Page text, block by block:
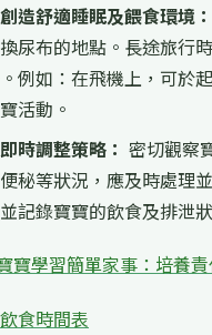
造舒適睡眠及餵食環境：
尿布的地點。長途旅行
例如：在飛機上，可於
活動。
時調整策略： 密切觀察
秘等狀況，應及時處理
記錄寶寶的飲食及排泄
寶學習簡單家事：培養
食時間表